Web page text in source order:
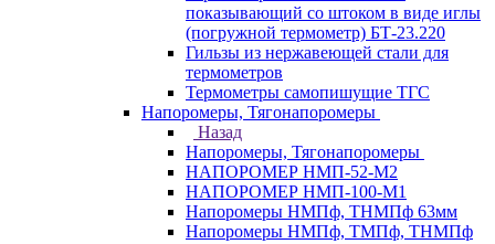
показывающий со штоком в виде иглы
(погружной термометр) БТ-23.220
Гильзы из нержавеющей стали для
термометров
Термометры самопишущие ТГС
Напоромеры, Тягонапоромеры
Назад
Напоромеры, Тягонапоромеры
НАПОРОМЕР НМП-52-М2
НАПОРОМЕР НМП-100-М1
Напоромеры НМПф, ТНМПф 63мм
Напоромеры НМПф, ТМПф, ТНМПф